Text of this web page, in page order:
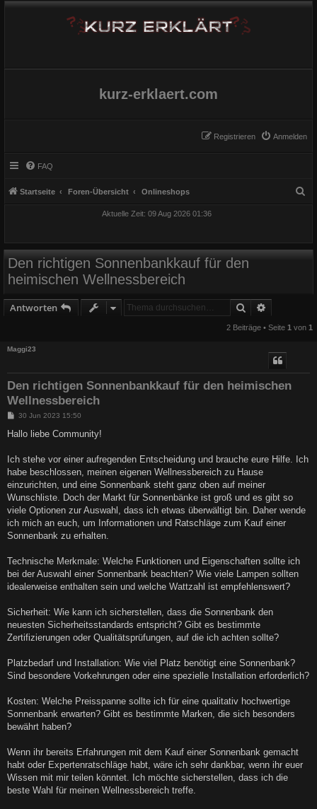
kurz-erklaert.com
Anmelden
Registrieren
FAQ
Startseite Foren-Übersicht Onlineshops
Aktuelle Zeit: 09 Aug 2026 01:36
Den richtigen Sonnenbankkauf für den
heimischen Wellnessbereich
Antworten Suche
2 Beiträge • Seite 1 von 1
Maggi23
Den richtigen Sonnenbankkauf für den heimischen
Wellnessbereich
B
i
a
30 Jun 2023 15:50
Hallo liebe Community!
Ich stehe vor einer aufregenden Entscheidung und brauche eure Hilfe. Ich
habe beschlossen, meinen eigenen Wellnessbereich zu Hause
einzurichten, und eine Sonnenbank steht ganz oben auf meiner
Wunschliste. Doch der Markt für Sonnenbänke ist groß und es gibt so
viele Optionen zur Auswahl, dass ich etwas überwältigt bin. Daher wende
ich mich an euch, um Informationen und Ratschläge zum Kauf einer
Sonnenbank zu erhalten.
Technische Merkmale: Welche Funktionen und Eigenschaften sollte ich
bei der Auswahl einer Sonnenbank beachten? Wie viele Lampen sollten
idealerweise enthalten sein und welche Wattzahl ist empfehlenswert?
Sicherheit: Wie kann ich sicherstellen, dass die Sonnenbank den
neuesten Sicherheitsstandards entspricht? Gibt es bestimmte
Zertifizierungen oder Qualitätsprüfungen, auf die ich achten sollte?
Platzbedarf und Installation: Wie viel Platz benötigt eine Sonnenbank?
Sind besondere Vorkehrungen oder eine spezielle Installation erforderlich?
Kosten: Welche Preisspanne sollte ich für eine qualitativ hochwertige
Sonnenbank erwarten? Gibt es bestimmte Marken, die sich besonders
bewährt haben?
Wenn ihr bereits Erfahrungen mit dem Kauf einer Sonnenbank gemacht
habt oder Expertenratschläge habt, wäre ich sehr dankbar, wenn ihr euer
Wissen mit mir teilen könntet. Ich möchte sicherstellen, dass ich die
beste Wahl für meinen Wellnessbereich treffe.